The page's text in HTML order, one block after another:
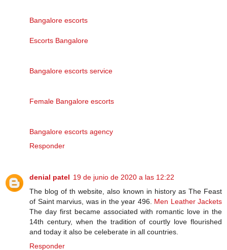
Bangalore escorts
Escorts Bangalore
Bangalore escorts service
Female Bangalore escorts
Bangalore escorts agency
Responder
denial patel 19 de junio de 2020 a las 12:22
The blog of th website, also known in history as The Feast
of Saint marvius, was in the year 496. Men Leather Jackets
The day first became associated with romantic love in the
14th century, when the tradition of courtly love flourished
and today it also be celeberate in all countries.
Responder